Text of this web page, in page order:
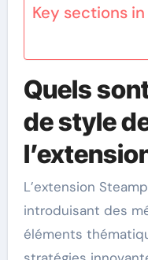
Key sections
Quels
de style
L’extension
introduisant des
éléments